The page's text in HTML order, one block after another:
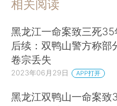
相关阅读
黑龙江一命案致三死35
后续：双鸭山警方称部
卷宗丢失
2023年06月29日 APP打开
黑龙江双鸭山一命案致